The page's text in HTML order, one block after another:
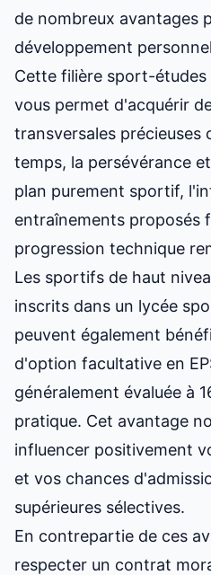
de nombreux avantages
développement
Cette filière sport-études
vous permet d'acquérir
transversales précieuses
temps, la persévérance
plan purement sportif,
entraînements proposés
progression technique
Les sportifs de haut
inscrits dans un lycée
peuvent également
d'option facultative en
généralement évaluée à
pratique. Cet avantage
influencer positivement
et vos chances
supérieures sélectives.
En contrepartie de ces
respecter un contrat